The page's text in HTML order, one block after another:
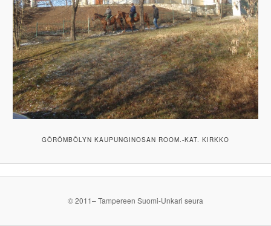
GÖRÖMBÖLYN KAUPUNGINOSAN ROOM.-KAT. KIRKKO
© 2011– Tampereen Suomi-Unkari seura